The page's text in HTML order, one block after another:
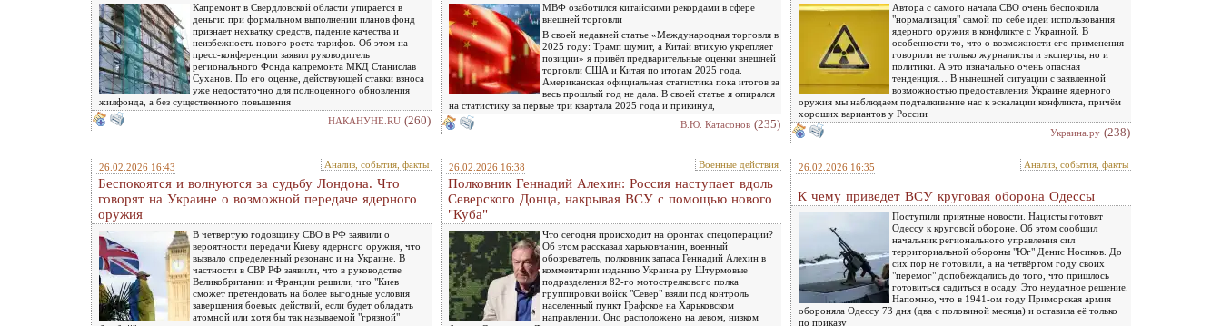
Капремонт в Свердловской области упирается в
деньги: при формальном выполнении планов фонд
признает нехватку средств, падение качества и
неизбежность нового роста тарифов. Об этом на
пресс-конференции заявил руководитель
регионального Фонда капремонта МКД Станислав
Суханов. По его оценке, действующей ставки взноса
уже недостаточно для полноценного обновления
жилфонда, а без существенного повышения
НАКАНУНЕ.RU (260)
МВФ озаботился китайскими рекордами в сфере
внешней торговли
В своей недавней статье «Международная торговля в
2025 году: Трамп шумит, а Китай втихую укрепляет
позиции» я привёл предварительные оценки внешней
торговли США и Китая по итогам 2025 года.
Американская официальная статистика пока итогов за
весь прошлый год не дала. В своей статье я опирался
на статистику за первые три квартала 2025 года и прикинул,
В.Ю. Катасонов (235)
Автора с самого начала СВО очень беспокоила
"нормализация" самой по себе идеи использования
ядерного оружия в конфликте с Украиной. В
особенности то, что о возможности его применения
говорили не только журналисты и эксперты, но и
политики. А это изначально очень опасная
тенденция… В нынешней ситуации с заявленной
возможностью предоставления Украине ядерного
оружия мы наблюдаем подталкивание нас к эскалации конфликта, причём
хороших вариантов у России
Украина.ру (238)
26.02.2026 16:43 Анализ, события, факты
Беспокоятся и волнуются за судьбу Лондона. Что
говорят на Украине о возможной передаче ядерного
оружия
В четвертую годовщину СВО в РФ заявили о
вероятности передачи Киеву ядерного оружия, что
вызвало определенный резонанс и на Украине. В
частности в СВР РФ заявили, что в руководстве
Великобритании и Франции решили, что "Киев
сможет претендовать на более выгодные условия
завершения боевых действий, если будет обладать
атомной или хотя бы так называемой "грязной"
26.02.2026 16:38 Военные действия
Полковник Геннадий Алехин: Россия наступает вдоль
Северского Донца, накрывая ВСУ с помощью нового
"Куба"
Что сегодня происходит на фронтах спецоперации?
Об этом рассказал харьковчанин, военный
обозреватель, полковник запаса Геннадий Алехин в
комментарии изданию Украина.ру Штурмовые
подразделения 82-го мотострелкового полка
группировки войск "Север" взяли под контроль
населенный пункт Графское на Харьковском
направлении. Оно расположено на левом, низком
26.02.2026 16:35 Анализ, события, факты
К чему приведет ВСУ круговая оборона Одессы
Поступили приятные новости. Нацисты готовят
Одессу к круговой обороне. Об этом сообщил
начальник регионального управления сил
территориальной обороны "Юг" Денис Носиков. До
сих пор не готовили, а на четвёртом году своих
"перемог" допобеждались до того, что пришлось
готовиться садиться в осаду. Это неудачное решение.
Напомню, что в 1941-ом году Приморская армия
обороняла Одессу 73 дня (два с половиной месяца) и оставила её только
по приказу